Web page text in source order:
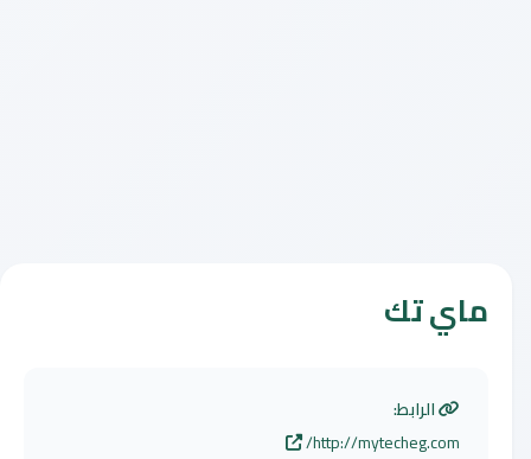
ماي تك
الرابط:
http://mytecheg.com/